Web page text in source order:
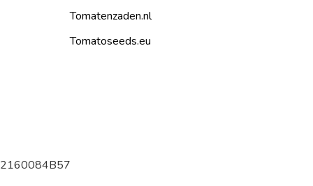
Tomatenzaden.nl
Tomatoseeds.eu